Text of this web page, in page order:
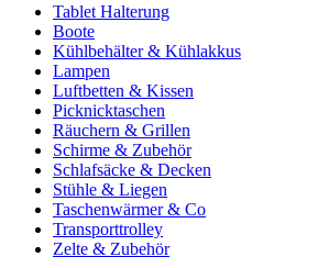
Tablet Halterung
Boote
Kühlbehälter & Kühlakkus
Lampen
Luftbetten & Kissen
Picknicktaschen
Räuchern & Grillen
Schirme & Zubehör
Schlafsäcke & Decken
Stühle & Liegen
Taschenwärmer & Co
Transporttrolley
Zelte & Zubehör